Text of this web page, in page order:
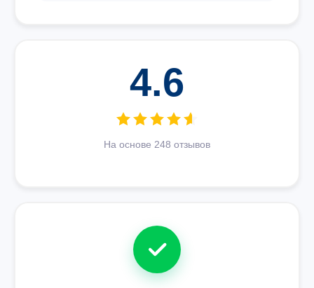
4.6
На основе 248 отзывов